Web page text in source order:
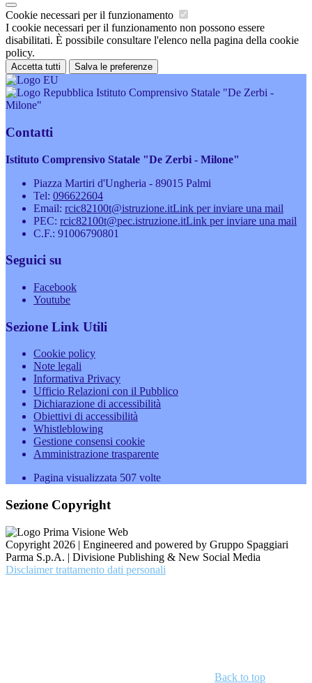
Cookie necessari per il funzionamento
I cookie necessari per il funzionamento non possono essere
disabilitati. È possibile consultare l'elenco nella pagina della cookie
policy.
Accetta tutti Salva le preferenze
Istituto Comprensivo Statale "De Zerbi -
Milone"
Contatti
Istituto Comprensivo Statale "De Zerbi - Milone"
Piazza Martiri d'Ungheria - 89015 Palmi
Tel: 096622604
Email: rcic82100t@istruzione.itLink per inviare una mail
PEC: rcic82100t@pec.istruzione.itLink per inviare una mail
C.F.: 91006790801
Seguici su
Facebook
Youtube
Sezione Link Utili
Cookie policy
Note legali
Informativa Privacy
Ufficio Relazioni con il Pubblico
Dichiarazione di accessibilità
Obiettivi di accessibilità
Whistleblowing
Gestione consensi cookie
Amministrazione trasparente
Pagina visualizzata 507 volte
Sezione Copyright
Copyright 2026 | Engineered and powered by Gruppo Spaggiari
Parma S.p.A. | Divisione Publishing & New Social Media
Disclaimer trattamento dati personali
Back to top